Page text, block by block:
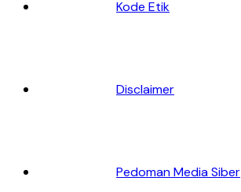
Kode Etik
Disclaimer
Pedoman Media Siber